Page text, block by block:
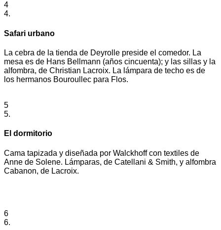
4
4.
Safari urbano
La cebra de la tienda de Deyrolle preside el comedor. La
mesa es de Hans Bellmann (años cincuenta); y las sillas y la
alfombra, de Christian Lacroix. La lámpara de techo es de
los hermanos Bouroullec para Flos.
5
5.
El dormitorio
Cama tapizada y diseñada por Walckhoff con textiles de
Anne de Solene. Lámparas, de Catellani & Smith, y alfombra
Cabanon, de Lacroix.
6
6.